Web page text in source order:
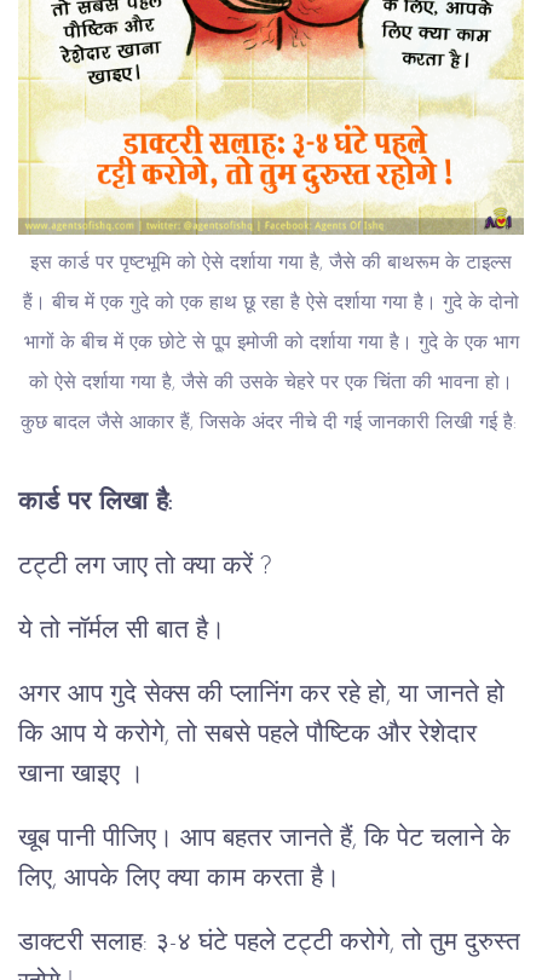
इस कार्ड पर पृष्टभूमि को ऐसे दर्शाया गया है, जैसे की बाथरूम के टाइल्स
हैं। बीच में एक गुदे को एक हाथ छू रहा है ऐसे दर्शाया गया है। गुदे के दोनो
भागों के बीच में एक छोटे से पू्प इमोजी को दर्शाया गया है। गुदे के एक भाग
को ऐसे दर्शाया गया है, जैसे की उसके चेहरे पर एक चिंता की भावना हो।
कुछ बादल जैसे आकार हैं, जिसके अंदर नीचे दी गई जानकारी लिखी गई है:
कार्ड पर लिखा है:
टट्टी लग जाए तो क्या करें ?
ये तो नॉर्मल सी बात है।
अगर आप गुदे सेक्स की प्लानिंग कर रहे हो, या जानते हो
कि आप ये करोगे, तो सबसे पहले पौष्टिक और रेशेदार
खाना खाइए ।
खूब पानी पीजिए। आप बहतर जानते हैं, कि पेट चलाने के
लिए, आपके लिए क्या काम करता है।
डाक्टरी सलाह: ३-४ घंटे पहले टट्टी करोगे, तो तुम दुरुस्त